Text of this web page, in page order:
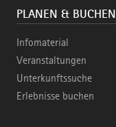
PLANEN & BUCHEN
Infomaterial
Veranstaltungen
Unterkunftssuche
Erlebnisse buchen